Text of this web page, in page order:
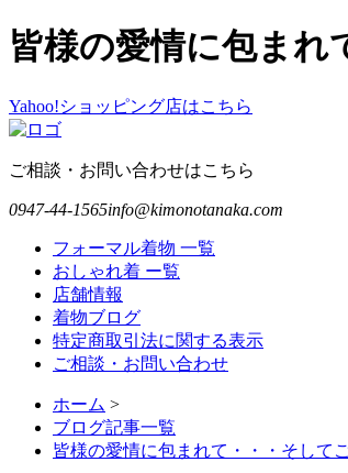
皆様の愛情に包ま
Yahoo!ショッピング店はこちら
ご相談・お問い合わせはこちら
0947-44-1565info@kimonotanaka.com
フォーマル着物 一覧
おしゃれ着 ー覧
店舗情報
着物ブログ
特定商取引法に関する表示
ご相談・お問い合わせ
ホーム >
ブログ記事一覧
皆様の愛情に包まれて・・・そして